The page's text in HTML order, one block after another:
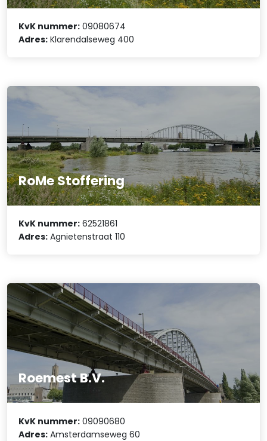
KvK nummer: 09080674
Adres: Klarendalseweg 400
RoMe Stoffering
KvK nummer: 62521861
Adres: Agnietenstraat 110
Roemest B.V.
KvK nummer: 09090680
Adres: Amsterdamseweg 60